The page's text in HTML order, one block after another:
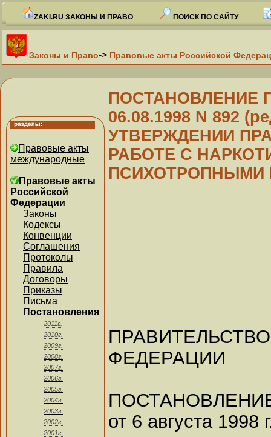
ZAKI.RU ЗАКОНЫ И ПРАВО ПОИСК ПО САЙТУ
Законы и Право-> Правовые акты Российской
Правовые акты
международные
Правовые акты
Российской
Федерации
Законы
Кодексы
Конвенции
Соглашения
Протоколы
Правила
Договоры
Приказы
Письма
Постановления
2011г.
2010г.
2009г.
2008г.
2007г.
2006г.
2005г.
2004г.
2003г.
2002г.
2001г.
ПОСТАНОВЛЕНИЕ
06.08.1998 N 892
УТВЕРЖДЕНИИ
РАБОТЕ С
ПСИХОТРОПНЫМИ
ФЕДЕРАЦИИ
от 6 августа 1998